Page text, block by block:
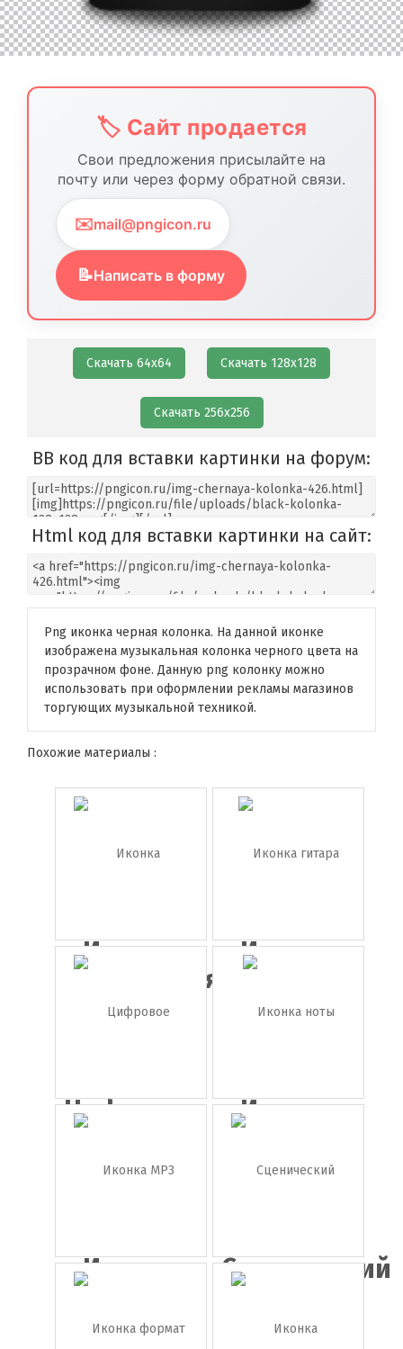
🏷️ Сайт продается
Свои предложения присылайте на
почту или через форму обратной связи.
✉️mail@pngicon.ru
📝Написать в форму
Скачать 64х64 Скачать 128х128
Скачать 256х256
BB код для вставки картинки на форум:
Html код для вставки картинки на сайт:
Png иконка черная колонка. На данной иконке
изображена музыкальная колонка черного цвета на
прозрачном фоне. Данную png колонку можно
использовать при оформлении рекламы магазинов
торгующих музыкальной техникой.
Похожие материалы :
Иконка
коричневая...
Иконка
гитара
Цифровое
пианино
...
Иконка
Иконка
плеер
Сценический
микро...